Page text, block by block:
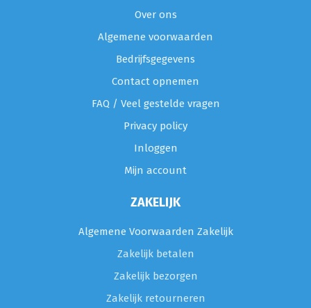
Over ons
Algemene voorwaarden
Bedrijfsgegevens
Contact opnemen
FAQ / Veel gestelde vragen
Privacy policy
Inloggen
Mijn account
ZAKELIJK
Algemene Voorwaarden Zakelijk
Zakelijk betalen
Zakelijk bezorgen
Zakelijk retourneren